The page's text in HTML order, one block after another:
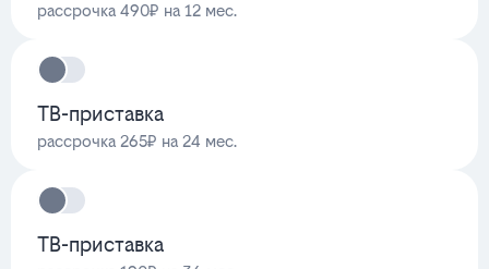
рассрочка 490₽ на 12 мес.
ТВ-приставка
рассрочка 265₽ на 24 мес.
ТВ-приставка